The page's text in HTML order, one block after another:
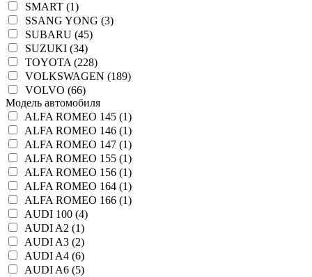
SMART (1)
SSANG YONG (3)
SUBARU (45)
SUZUKI (34)
TOYOTA (228)
VOLKSWAGEN (189)
VOLVO (66)
Модель автомобиля
ALFA ROMEO 145 (1)
ALFA ROMEO 146 (1)
ALFA ROMEO 147 (1)
ALFA ROMEO 155 (1)
ALFA ROMEO 156 (1)
ALFA ROMEO 164 (1)
ALFA ROMEO 166 (1)
AUDI 100 (4)
AUDI A2 (1)
AUDI A3 (2)
AUDI A4 (6)
AUDI A6 (5)